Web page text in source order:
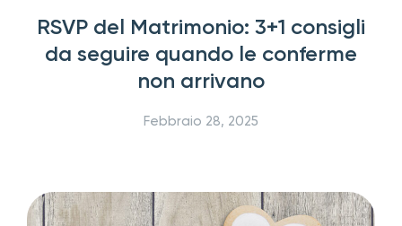
RSVP del Matrimonio: 3+1 consigli
da seguire quando le conferme
non arrivano
Febbraio 28, 2025